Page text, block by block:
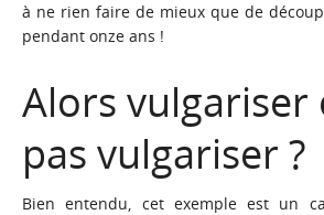
à ne rien faire de mieux que de
pendant onze ans !
Alors vulgariser
pas vulgariser ?
Bien entendu, cet exemple est un